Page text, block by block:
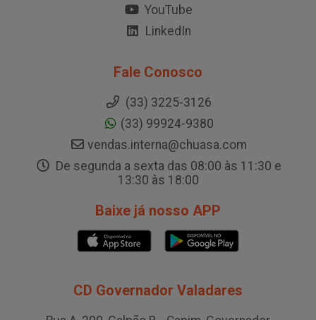
YouTube
LinkedIn
Fale Conosco
(33) 3225-3126
(33) 99924-9380
vendas.interna@chuasa.com
De segunda a sexta das 08:00 às 11:30 e
13:30 às 18:00
Baixe já nosso APP
CD Governador Valadares